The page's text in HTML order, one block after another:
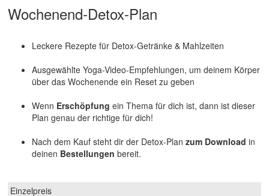
Wochenend-Detox-Plan
Leckere Rezepte für Detox-Getränke & Mahlzeiten
Ausgewählte Yoga-Video-Empfehlungen, um deinem Körper
über das Wochenende ein Reset zu geben
Wenn Erschöpfung ein Thema für dich ist, dann ist dieser
Plan genau der richtige für dich!
Nach dem Kauf steht dir der Detox-Plan zum Download in
deinen Bestellungen bereit.